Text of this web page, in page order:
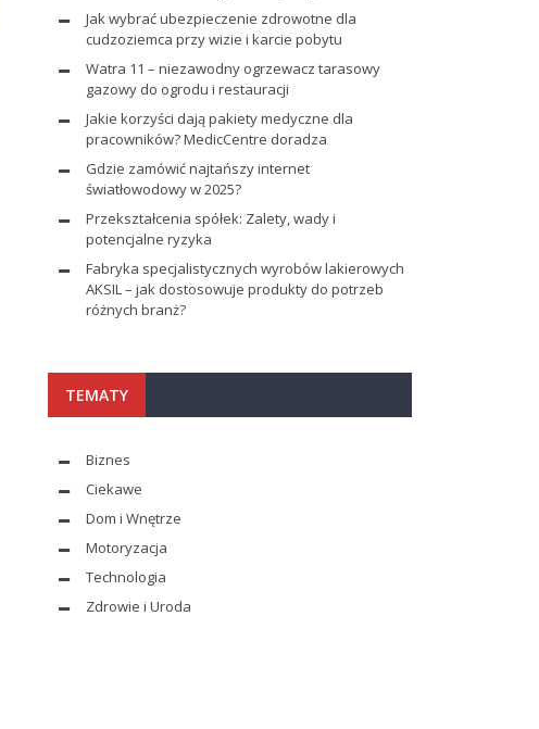
Jak wybrać ubezpieczenie zdrowotne dla
cudzoziemca przy wizie i karcie pobytu
Watra 11 – niezawodny ogrzewacz tarasowy
gazowy do ogrodu i restauracji
Jakie korzyści dają pakiety medyczne dla
pracowników? MedicCentre doradza
Gdzie zamówić najtańszy internet
światłowodowy w 2025?
Przekształcenia spółek: Zalety, wady i
potencjalne ryzyka
Fabryka specjalistycznych wyrobów lakierowych
AKSIL – jak dostosowuje produkty do potrzeb
różnych branż?
TEMATY
Biznes
Ciekawe
Dom i Wnętrze
Motoryzacja
Technologia
Zdrowie i Uroda